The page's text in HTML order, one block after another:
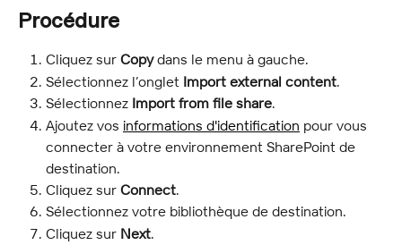
Procédure
Cliquez sur Copy dans le menu à gauche.
Sélectionnez l’onglet Import external content.
Sélectionnez Import from file share.
Ajoutez vos informations d'identification pour vous
connecter à votre environnement SharePoint de
destination.
Cliquez sur Connect.
Sélectionnez votre bibliothèque de destination.
Cliquez sur Next.